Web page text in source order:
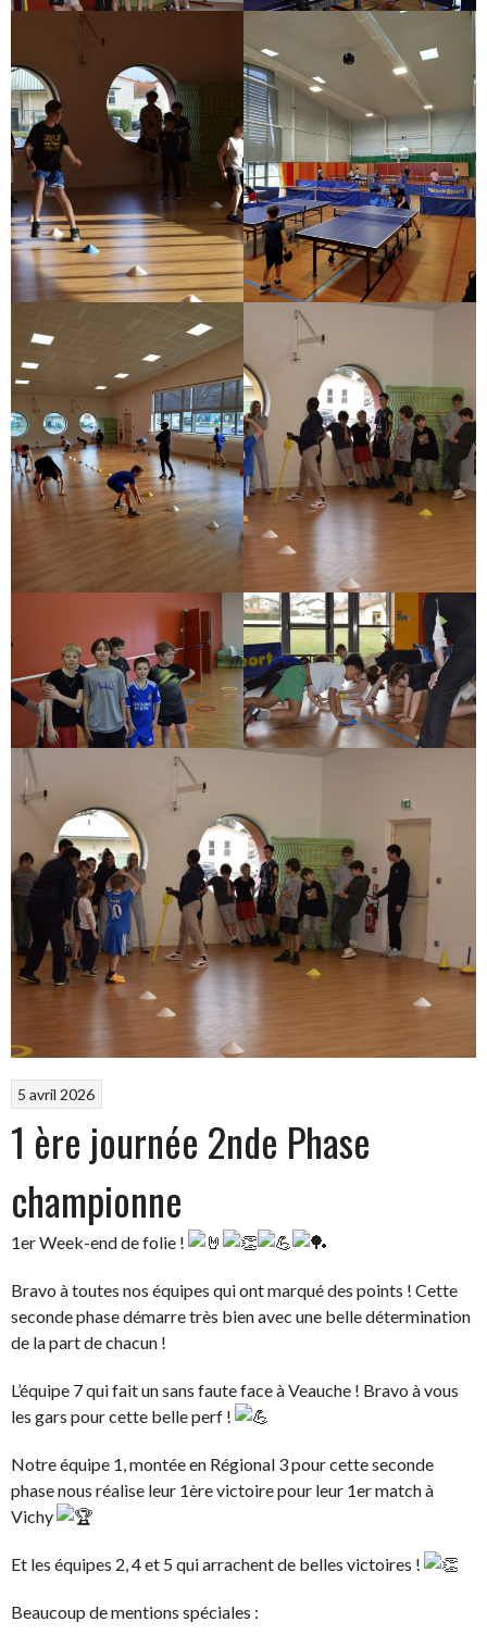
5 avril 2026
1 ère journée 2nde Phase
championne
1er Week-end de folie !
Bravo à toutes nos équipes qui ont marqué des points ! Cette
seconde phase démarre très bien avec une belle détermination
de la part de chacun !
L’équipe 7 qui fait un sans faute face à Veauche ! Bravo à vous
les gars pour cette belle perf !
Notre équipe 1, montée en Régional 3 pour cette seconde
phase nous réalise leur 1ère victoire pour leur 1er match à
Vichy
Et les équipes 2, 4 et 5 qui arrachent de belles victoires !
Beaucoup de mentions spéciales :